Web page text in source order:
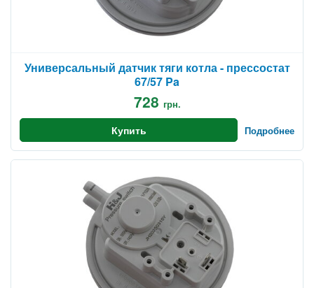
Универсальный датчик тяги котла - прессостат
67/57 Pa
728 грн.
Купить Подробнее